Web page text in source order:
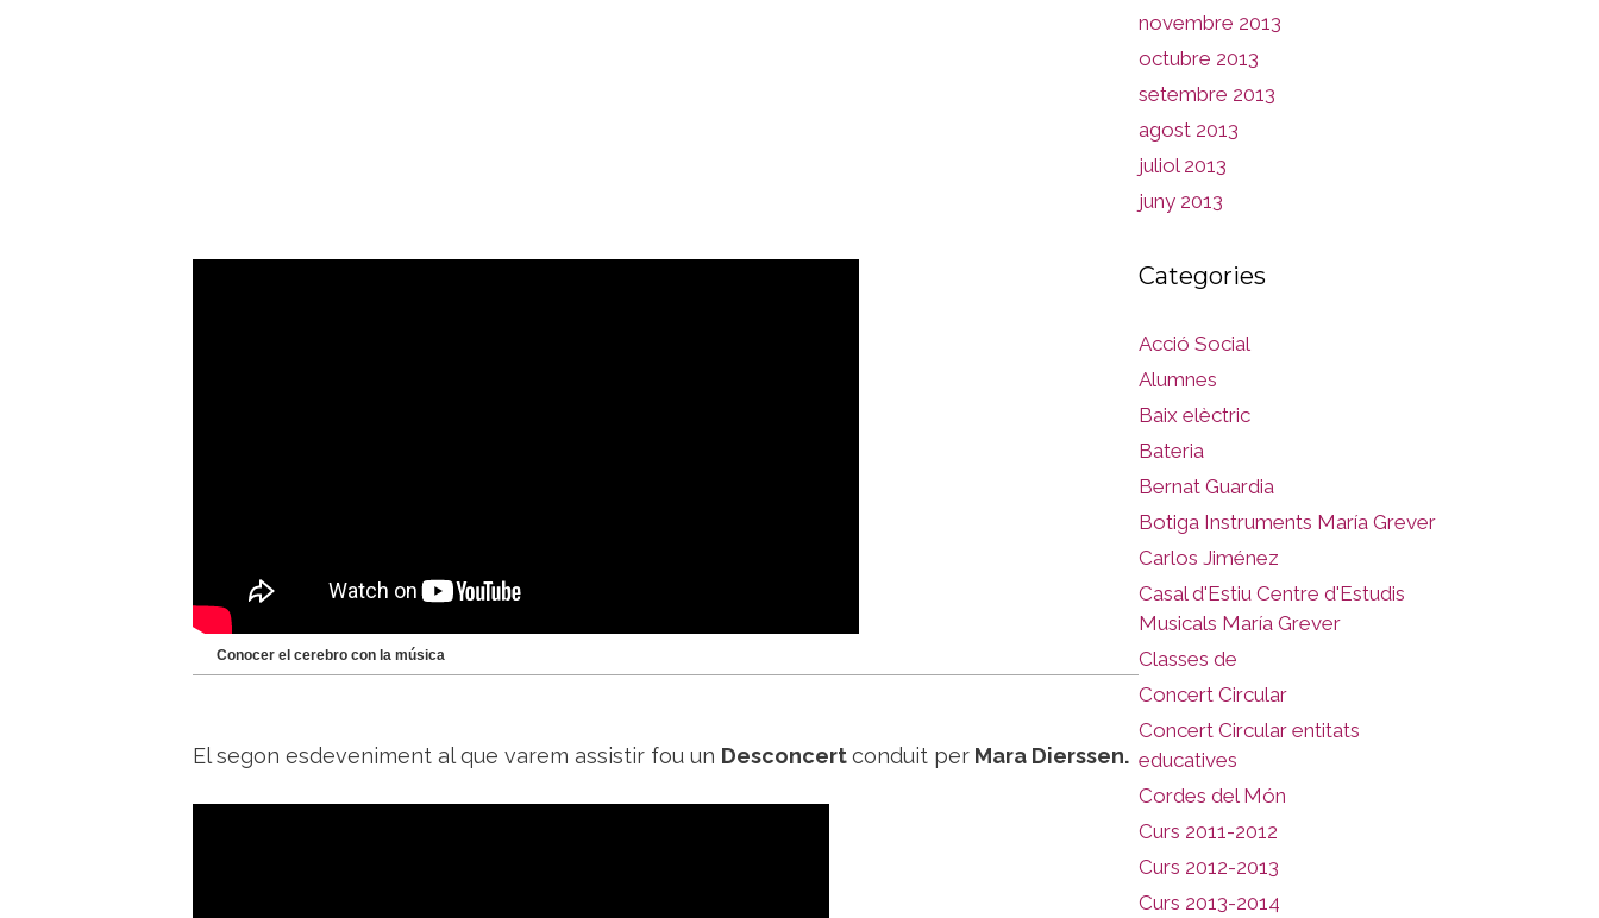
Conocer el cerebro con la música
El segon esdeveniment al que varem assistir fou un Desconcertconduit per Mara Dierssen.
novembre 2013
octubre 2013
setembre 2013
agost 2013
juliol 2013
juny 2013
Categories
Acció Social
Alumnes
Baix elèctric
Bateria
Bernat Guardia
Botiga Instruments María Grever
Carlos Jiménez
Casal d'Estiu Centre d'Estudis
Musicals María Grever
Classes de
Concert Circular
Concert Circular entitats
educatives
Cordes del Món
Curs 2011-2012
Curs 2012-2013
Curs 2013-2014